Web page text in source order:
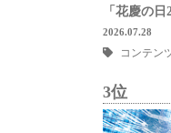
「花慶の
2026.07.28
コンテン
3位